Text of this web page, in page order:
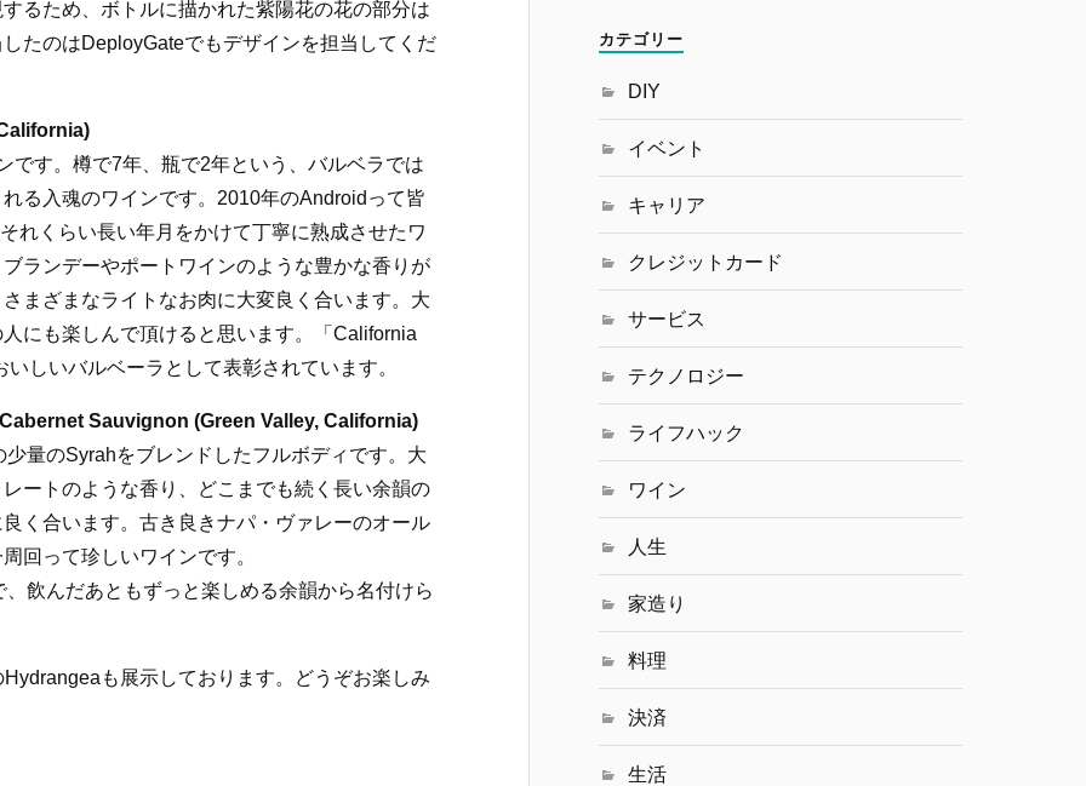
るため、ボトルに描かれた紫陽花の花の部分は
たのはDeployGateでもデザインを担当してくだ
です。樽で7年、瓶で2年という、バルベラでは
る入魂のワインです。2010年のAndroidって皆
れくらい長い年月をかけて丁寧に熟成させたワ
ランデーやポートワインのような豊かな香りが
まざまなライトなお肉に大変良く合います。大
にも楽しんで頂けると思います。「California
しいバルベーラとして表彰されています。
Sauvignon (Green Valley, California)
量のSyrahをブレンドしたフルボディです。大
ートのような香り、どこまでも続く長い余韻の
く合います。古き良きナパ・ヴァレーのオール
回って珍しいワインです。
飲んだあともずっと楽しめる余韻から名付けら
Hydrangeaも展示しております。どうぞお楽しみ
カテゴリー
DIY
イベント
キャリア
クレジットカード
サービス
テクノロジー
ライフハック
ワイン
人生
家造り
料理
決済
生活